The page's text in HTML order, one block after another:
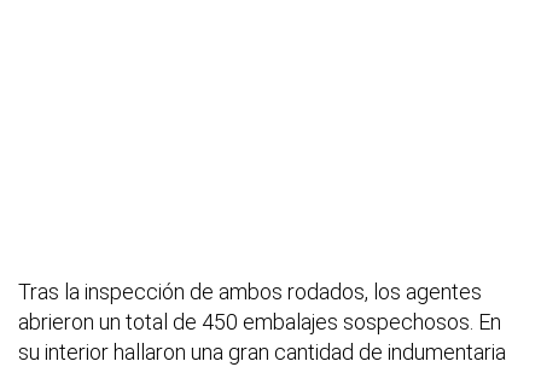
Tras la inspección de ambos rodados, los agentes
abrieron un total de 450 embalajes sospechosos. En
su interior hallaron una gran cantidad de indumentaria